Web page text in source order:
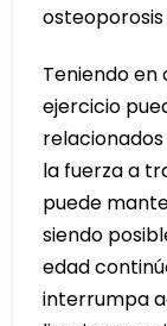
Teniendo en
ejercicio
la fuerza a
puede
siendo
edad
interrumpa